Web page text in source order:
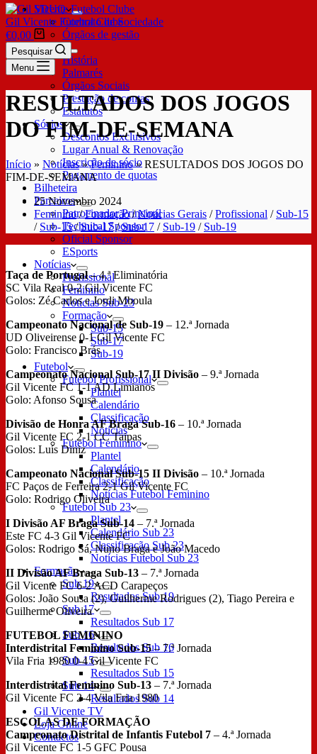
SDUQ
Contrato de Sociedade
Órgãos de gestão
Clube
História
Palmarés
Órgãos Sociais
Prestação de contas
Estatutos
Sócios
Descontos Exclusivos
Lugar Anual & Renovação
Inscrição de sócio
Pagamento de quotas
Bilheteira
Parceiros
Patrocinador Principal
Technical Sponsor
Oficial Sponsor
ESports
Notícias
Profissional
Feminino
Notícias Sub-23
Formação
Sub-15
Sub-17
Sub-19
Futebol
Futebol Profissional
Plantel
Calendário
Classificação
Notícias
Futebol Feminino
Plantel
Calendário
Classificação
Notícias Futebol Feminino
Futebol Sub 23
Plantel
Calendário Sub 23
Classificação Sub 23
Notícias Futebol Sub 23
Formação
Sub 19
Resultados Sub 19
Sub 17
Resultados Sub 17
Sub 16
Resultados Sub 16
Sub 15
Resultados Sub 15
Sub 14
Resultados Sub 14
Gil Vicente TV
Loja Online
Contactos
Gil Vicente Futebol Clube
€0,00
Pesquisar
Menu
RESULTADOS DOS JOGOS
DO FIM-DE-SEMANA
Início » Notícias»Feminino»RESULTADOS DOS JOGOS DO
FIM-DE-SEMANA
25 Novembro 2024
Feminino/Formação/Notícias Gerais /Profissional / Sub-15
/ Sub-15/Sub-17/Sub-17 / Sub-19 / Sub-19
Taça de Portugal –4.ª Eliminatória
SC Vila Real 0-2 Gil Vicente FC
Golos: Zé Carlos e Jordi Mboula
Campeonato Nacional de Sub-19 – 12.ª Jornada
UD Oliveirense 0-1 Gil Vicente FC
Golo: Francisco Brás
Campeonato Nacional Sub-17 II Divisão – 9.ª Jornada
Gil Vicente FC 1-1 AD Limianos
Golo: Afonso Sousa
Divisão de Honra AF Braga Sub-16 – 10.ª Jornada
Gil Vicente FC 2-1 CC Taipas
Golos: Luís Diniz
Campeonato Nacional Sub-15 II Divisão – 10.ª Jornada
FC Paços de Ferreira 2-1 Gil Vicente FC
Golo: Rodrigo Oliveira
I Divisão AF Braga Sub-14 – 7.ª Jornada
Este FC 4-3 Gil Vicente FC
Golos: Rodrigo Sá, Nuno Braga e João Macedo
II Divisão AF Braga Sub-13 – 7.ª Jornada
Gil Vicente FC 6-2 ACD Carapeços
Golos: João Sousa (2), Guilherme Rodrigues (2), Tiago Pereira e
Guilherme Oliveira
FUTEBOL FEMININO
Interdistrital Feminino Sub-15– 7.ª Jornada
Vila Fria 1980 0-4 Gil Vicente FC
Interdistrital Feminino Sub-13 – 7.ª Jornada
Gil Vicente FC 2-4 Vila Fria 1980
ESCOLAS DE FORMAÇÃO
Campeonato Distrital de Infantis Futebol 7 – 4.ª Jornada
Gil Vicente FC 1-5 GFC Pousa